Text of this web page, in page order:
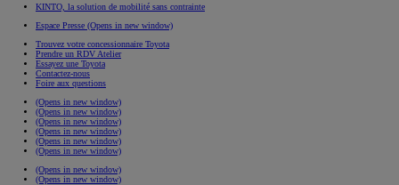
KINTO, la solution de mobilité sans contrainte
Espace Presse (Opens in new window)
Trouvez votre concessionnaire Toyota
Prendre un RDV Atelier
Essayez une Toyota
Contactez-nous
Foire aux questions
(Opens in new window)
(Opens in new window)
(Opens in new window)
(Opens in new window)
(Opens in new window)
(Opens in new window)
(Opens in new window)
(Opens in new window)